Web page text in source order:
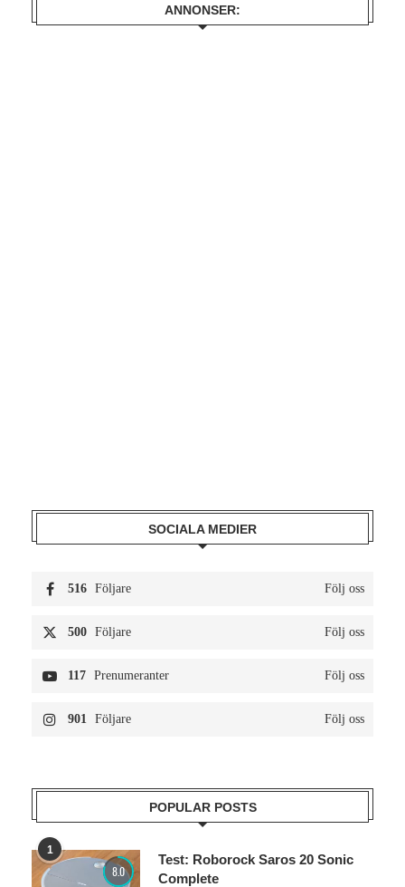
ANNONSER:
SOCIALA MEDIER
516 Följare Följ oss
500 Följare Följ oss
117 Prenumeranter Följ oss
901 Följare Följ oss
POPULAR POSTS
1
8.0
Test: Roborock Saros 20 Sonic
Complete